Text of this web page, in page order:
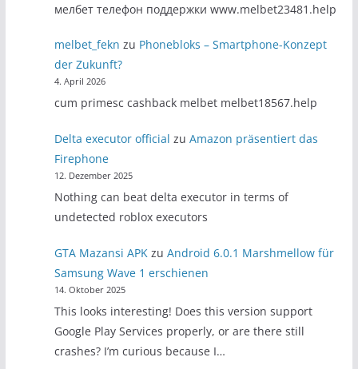
мелбет телефон поддержки www.melbet23481.help
melbet_fekn zu Phonebloks – Smartphone-Konzept
der Zukunft?
4. April 2026
cum primesc cashback melbet melbet18567.help
Delta executor official zuAmazon präsentiert das
Firephone
12. Dezember 2025
Nothing can beat delta executor in terms of
undetected roblox executors
GTA Mazansi APK zuAndroid 6.0.1 Marshmellow für
Samsung Wave 1 erschienen
14. Oktober 2025
This looks interesting! Does this version support
Google Play Services properly, or are there still
crashes? I’m curious because I…